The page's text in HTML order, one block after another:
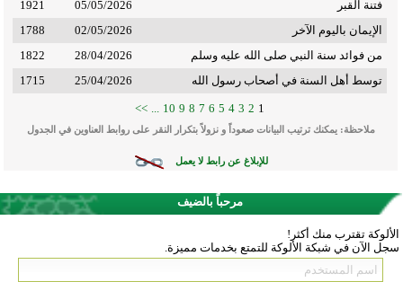
فتنة القبر
05/05/2026
1921
الإيمان باليوم الآخر
02/05/2026
1788
من فوائد سنة النبي صلى الله عليه وسلم
28/04/2026
1822
توسط أهل السنة في أصحاب رسول الله
25/04/2026
1715
1
2
3
4
5
6
7
8
9
10
...
>>
ملاحظة: يمكنك ترتيب البيانات صعوداً و نزولاً بتكرار النقر على روابط العناوين في الجدول
للإبلاغ عن رابط لا يعمل
مرحباً بالضيف
الألوكة تقترب منك أكثر!
سجل الآن في شبكة الألوكة للتمتع بخدمات مميزة.